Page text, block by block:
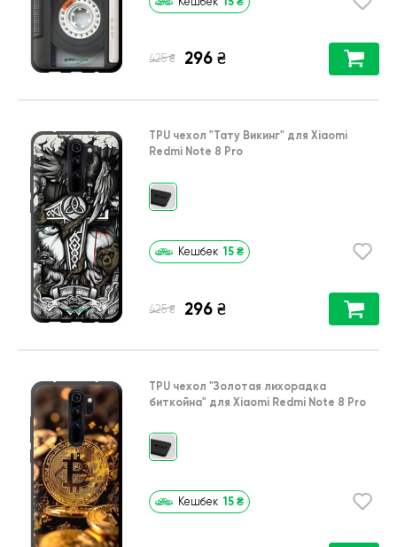
425 ₴ 296 ₴
TPU чехол "Тату Викинг" для Xiaomi
Redmi Note 8 Pro
Кешбек 15 ₴
425 ₴ 296 ₴
TPU чехол "Золотая лихорадка
биткойна" для Xiaomi Redmi Note 8 Pro
Кешбек 15 ₴